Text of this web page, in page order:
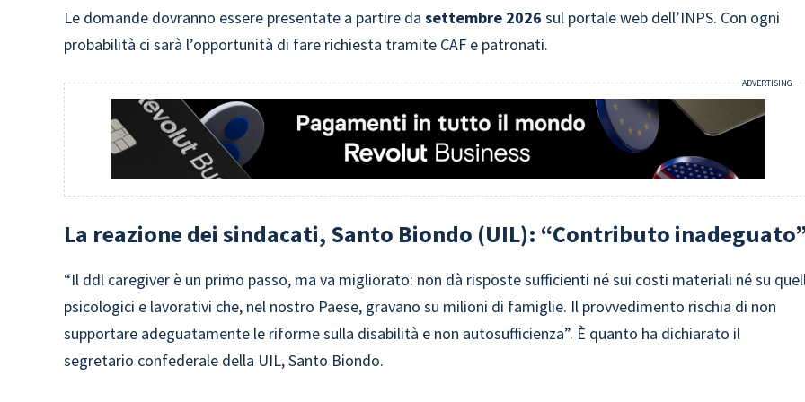
Le domande dovranno essere presentate a partire dasettembre 2026sul portale web dell’INPS. Con ogni
probabilità ci sarà l’opportunità di fare richiesta tramite CAF e patronati.
La reazione dei sindacati, Santo Biondo (UIL): “Contributo
“Il ddl caregiver è un primo passo, ma va migliorato: non dà risposte sufficienti né sui costi materiali né su
psicologici e lavorativi che, nel nostro Paese, gravano su milioni di famiglie. Il provvedimento rischia di non
supportare adeguatamente le riforme sulla disabilità e non autosufficienza”. È quanto ha dichiarato il
segretario confederale della UIL, Santo Biondo.